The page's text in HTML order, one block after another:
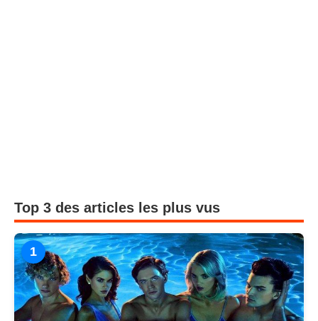
Top 3 des articles les plus vus
1